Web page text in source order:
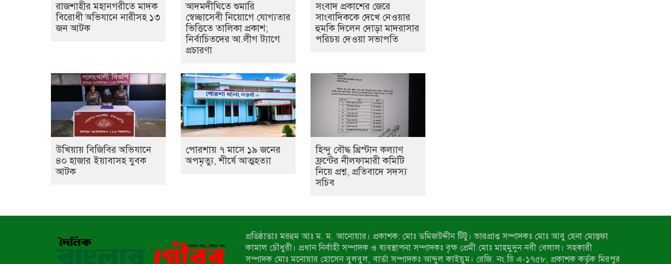
রাজশাহীর মহানগরীতে মাদক
বিরোধী অভিযানে নারীসহ ১৩
জন আটক
আদমদীঘিতে শুমারি
স্বেচ্ছাসেবী নিয়োগে যোগ্যতার
ভিত্তিতে তালিকা প্রকাশ;
নির্বাচিতদের আ.লীগ ট্যাগে
প্রচারণা
সংবাদ প্রকাশের জেরে
সাংবাদিককে দেখে নেওয়ার
হুমকি দিলেন দোড়া মাদরাসার
পরিচয় দেওয়া সভাপতি
উখিয়ায় বিজিবির অভিযানে
৪০ হাজার ইয়াবাসহ যুবক
আটক
পোরশায় ৭ মাসে ১৯ জনের
অপমৃত্যু, শীর্ষে আত্মহত্যা
হিন্দু বৌদ্ধ খ্রিস্টান কল্যাণ
ফ্রন্টের নীলফামারী কমিটি
নিয়ে প্রশ্ন, প্রতিবাদে সদস্য
সচিব
প্রতিষ্ঠাতাঃ মরহুম আঃ ম. ম. আনোয়ার। প্রকাশক: মোঃ তমিজউদ্দীন টিটু। ভারপ্রাপ্ত সম্পাদকঃ মোঃ আবু হেনা মোস্তফা
কামাল চৌধুরী। প্রধান নির্বাহী সম্পাদক ও ব্যবস্থাপনা সম্পাদকঃ বৃক্ষ প্রেমী মোঃ মাহমুদুন নবী বেলাল। সহকারী
সম্পাদক মোঃ মনোয়ার হোসেন বুলবুল, বার্তা সম্পাদকঃ আব্দুল কাইয়ুম। রেজি. নং ডি এ-১৭৫৮, প্রকাশক কর্তৃক মিরপুর